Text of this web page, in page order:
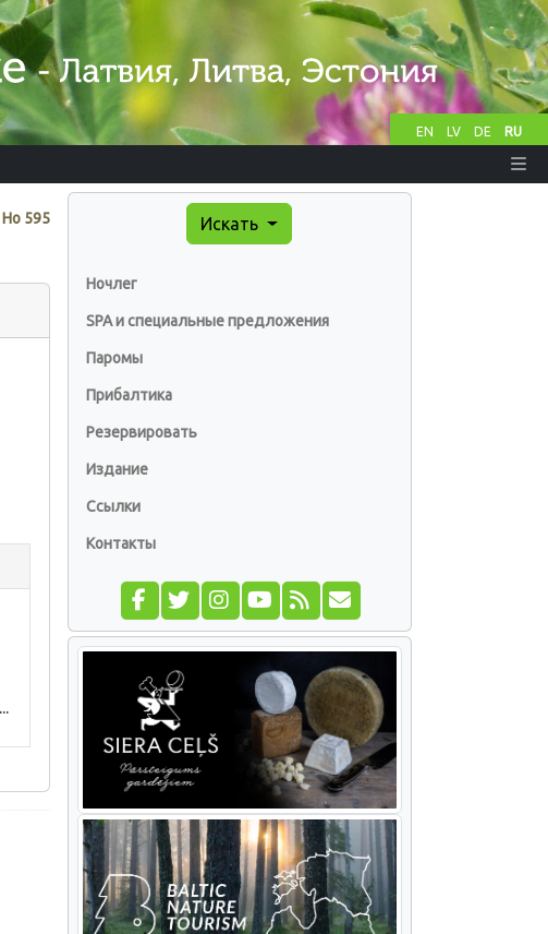
EN LV DE RU
Нo 595 Искать
Ночлег
SPA и специальные предложения
Паромы
Прибалтика
Резервировать
Издание
Ссылки
Контакты